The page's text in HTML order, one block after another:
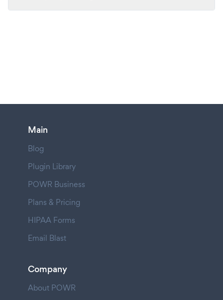
Main
Blog
Plugin Library
POWR Business
Plans & Pricing
HIPAA Forms
Email Blast
Company
About POWR